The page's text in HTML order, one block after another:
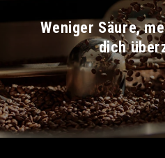
Weniger Säure,
dich